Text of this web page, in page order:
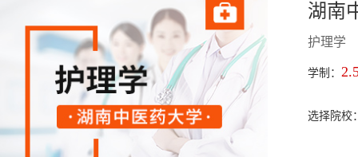
湖南
护理学
学制：
选择院校